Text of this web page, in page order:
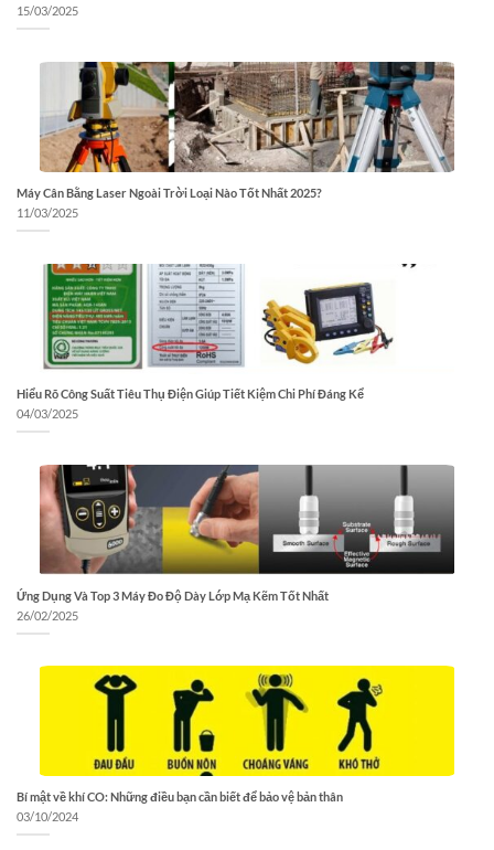
15/03/2025
Máy Cân Bằng Laser Ngoài Trời Loại Nào Tốt Nhất 2025?
11/03/2025
Hiểu Rõ Công Suất Tiêu Thụ Điện Giúp Tiết Kiệm Chi Phí Đáng Kể
04/03/2025
Ứng Dụng Và Top 3 Máy Đo Độ Dày Lớp Mạ Kẽm Tốt Nhất
26/02/2025
Bí mật về khí CO: Những điều bạn cần biết để bảo vệ bản thân
03/10/2024